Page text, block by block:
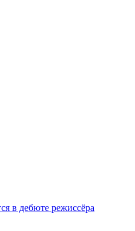
в дебюте режиссёра